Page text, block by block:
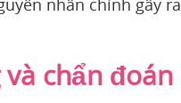
nhân chính gây
chẩn đoán